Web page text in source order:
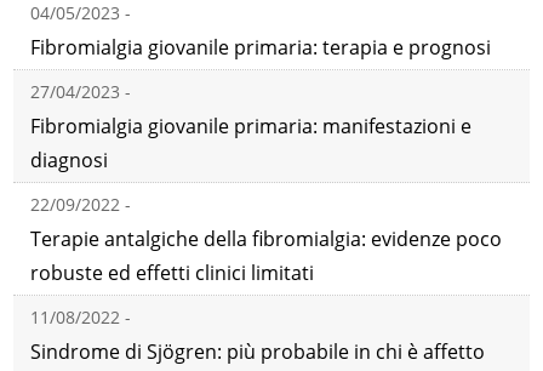
04/05/2023 -
Fibromialgia giovanile primaria: terapia e prognosi
27/04/2023 -
Fibromialgia giovanile primaria: manifestazioni e
diagnosi
22/09/2022 -
Terapie antalgiche della fibromialgia: evidenze poco
robuste ed effetti clinici limitati
11/08/2022 -
Sindrome di Sjögren: più probabile in chi è affetto